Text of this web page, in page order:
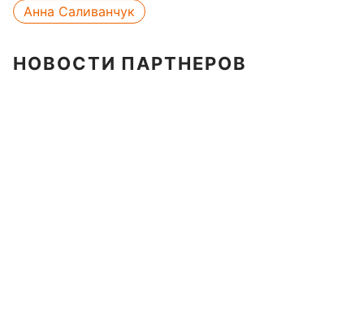
Анна Саливанчук
НОВОСТИ ПАРТНЕРОВ